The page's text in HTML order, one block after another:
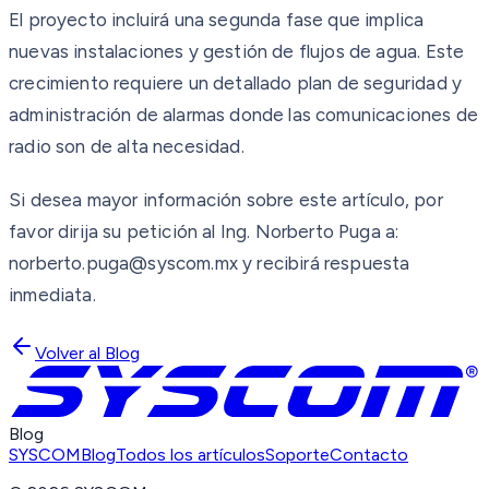
El proyecto incluirá una segunda fase que implica
nuevas instalaciones y gestión de flujos de agua. Este
crecimiento requiere un detallado plan de seguridad y
administración de alarmas donde las comunicaciones de
radio son de alta necesidad.
Si desea mayor información sobre este artículo, por
favor dirija su petición al Ing. Norberto Puga a:
norberto.puga@syscom.mx y recibirá respuesta
inmediata.
Volver al Blog
Blog
SYSCOMBlogTodos los artículosSoporteContacto